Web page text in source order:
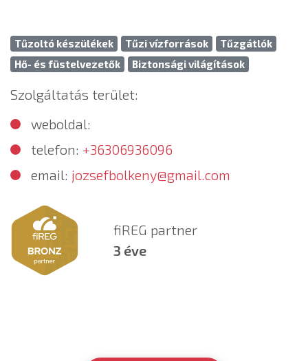
Tűzoltó készülékek Tűzi vízforrások
Tűzgátlók
Hő- és füstelvezetők
Biztonsági világítások
Szolgáltatás terület:
weboldal:
telefon: +36306936096
email: jozsefbolkeny@gmail.com
fiREG partner
3 éve